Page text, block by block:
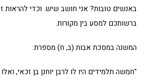
באנשים טובות? אני חושב שיש. וכדי
ברשותכם למסע בין מקורות.
המשנה במסכת אבות (ב, ח) מספרת:
"חמִשה תלמידים היו לו לרבן יוחנן בן זכאי,